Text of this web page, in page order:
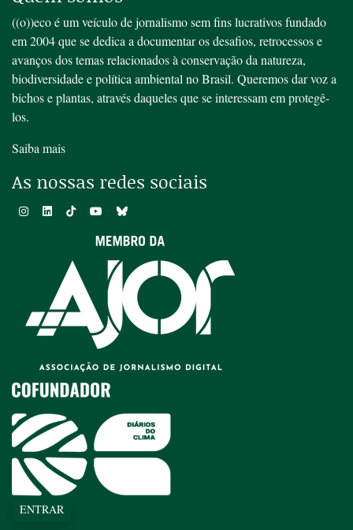
((o))eco é um veículo de jornalismo sem fins lucrativos fundado
em 2004 que se dedica a documentar os desafios, retrocessos e
avanços dos temas relacionados à conservação da natureza,
biodiversidade e política ambiental no Brasil. Queremos dar voz a
bichos e plantas, através daqueles que se interessam em protegê-
los.
Saiba mais
As nossas redes sociais
ENTRAR